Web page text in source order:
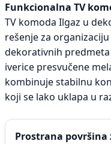
Funkcionalna TV
TV komoda Ilgaz u
rešenje za
dekorativnih
iverice presvučene
kombinuje stabilnu
koji se lako uklapa u
Prostrana površina